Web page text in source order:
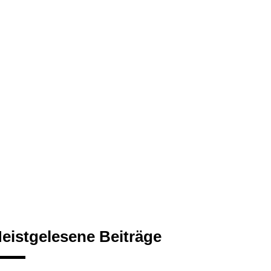
Beiträge